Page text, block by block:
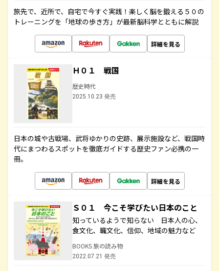
旅先で、近所で、自宅で今すぐ実践！楽しく脳を鍛える５０の
トレーニングを「地球の歩き方」が最新脳科学とともに解説
詳細を見る
Ｈ０１ 戦国
歴史時代
2025.10.23 発売
日本の城や古戦場、武将ゆかりの史跡、展示施設など、戦国時
代にまつわるスポットを徹底ガイドする歴史ファン必携の一
冊。
詳細を見る
Ｓ０１ 今こそ学びたい日本のこと
知っているようで知らない 日本人の心、
食文化、職文化、信仰、地域の魅力など
BOOKS 旅の読み物
2022.07.21 発売